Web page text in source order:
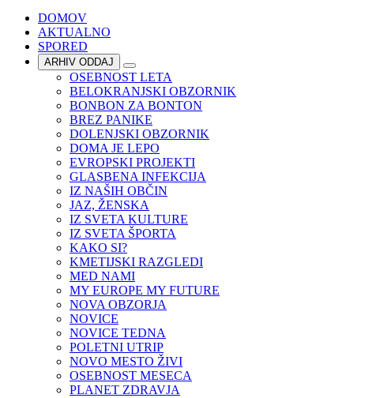
DOMOV
AKTUALNO
SPORED
ARHIV ODDAJ
OSEBNOST LETA
BELOKRANJSKI OBZORNIK
BONBON ZA BONTON
BREZ PANIKE
DOLENJSKI OBZORNIK
DOMA JE LEPO
EVROPSKI PROJEKTI
GLASBENA INFEKCIJA
IZ NAŠIH OBČIN
JAZ, ŽENSKA
IZ SVETA KULTURE
IZ SVETA ŠPORTA
KAKO SI?
KMETIJSKI RAZGLEDI
MED NAMI
MY EUROPE MY FUTURE
NOVA OBZORJA
NOVICE
NOVICE TEDNA
POLETNI UTRIP
NOVO MESTO ŽIVI
OSEBNOST MESECA
PLANET ZDRAVJA